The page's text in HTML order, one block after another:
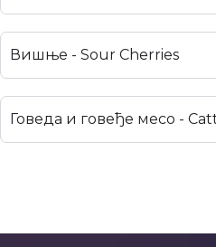
Вишње - Sour Cherries
Говеда и говеђе месо -